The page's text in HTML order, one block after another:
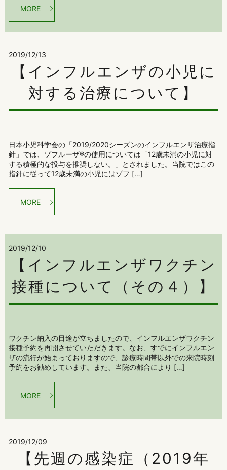
MORE
2019/12/13
【インフルエンザの小児に
対する治療について】
日本小児科学会の「2019/2020シーズンのインフルエンザ治療指
針」では、ゾフルーザ®の使用については「12歳未満の小児に対
する積極的な投与を推奨しない。」とされました。当院ではこの
指針に従って12歳未満の小児にはゾフ […]
MORE
2019/12/10
【インフルエンザワクチン
接種について（その４）】
ワクチン納入の目途が立ちましたので、インフルエンザワクチン
接種予約を再開させていただきます。なお、すでにインフルエン
ザの流行が始まっておりますので、診療時間帯以外での来院時刻
予約をお勧めしています。また、当院の都合により […]
MORE
2019/12/09
【先週の感染症（2019年